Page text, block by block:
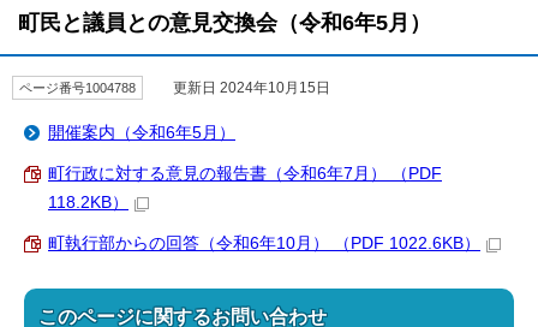
町民と議員との意見交換会（令和6年5月）
ページ番号1004788 更新日 2024年10月15日
開催案内（令和6年5月）
町行政に対する意見の報告書（令和6年7月） （PDF
118.2KB）
町執行部からの回答（令和6年10月） （PDF 1022.6KB）
このページに関するお問い合わせ